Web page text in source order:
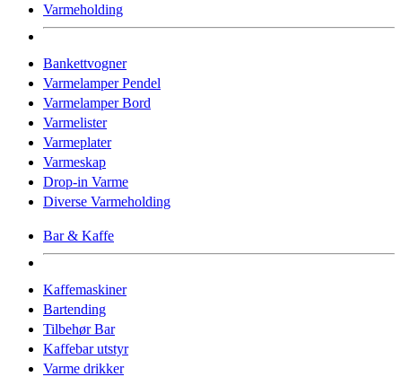
Varmeholding
Bankettvogner
Varmelamper Pendel
Varmelamper Bord
Varmelister
Varmeplater
Varmeskap
Drop-in Varme
Diverse Varmeholding
Bar & Kaffe
Kaffemaskiner
Bartending
Tilbehør Bar
Kaffebar utstyr
Varme drikker